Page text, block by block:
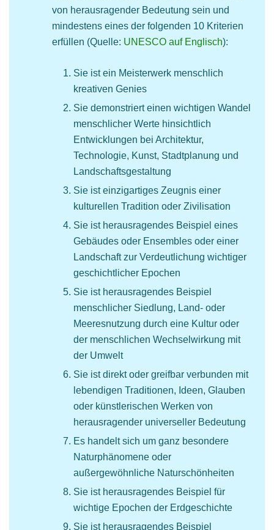
von herausragender Bedeutung sein und
mindestens eines der folgenden 10 Kriterien
erfüllen (Quelle: UNESCO auf Englisch):
Sie ist ein Meisterwerk menschlich
kreativen Genies
Sie demonstriert einen wichtigen Wandel
menschlicher Werte hinsichtlich
Entwicklungen bei Architektur,
Technologie, Kunst, Stadtplanung und
Landschaftsgestaltung
Sie ist einzigartiges Zeugnis einer
kulturellen Tradition oder Zivilisation
Sie ist herausragendes Beispiel eines
Gebäudes oder Ensembles oder einer
Landschaft zur Verdeutlichung wichtiger
geschichtlicher Epochen
Sie ist herausragendes Beispiel
menschlicher Siedlung, Land- oder
Meeresnutzung durch eine Kultur oder
der menschlichen Wechselwirkung mit
der Umwelt
Sie ist direkt oder greifbar verbunden mit
lebendigen Traditionen, Ideen, Glauben
oder künstlerischen Werken von
herausragender universeller Bedeutung
Es handelt sich um ganz besondere
Naturphänomene oder
außergewöhnliche Naturschönheiten
Sie ist herausragendes Beispiel für
wichtige Epochen der Erdgeschichte
Sie ist herausragendes Beispiel